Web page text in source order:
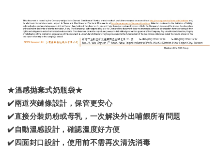
★溫感拋棄式奶瓶袋★
✔️兩道夾鏈條設計，保管更安心
✔️直接分裝奶粉或母乳，一次解決外出哺餵所有問題
✔️自動溫感設計，確認溫度好方便
✔️四面封口設計，使用前不需再次清洗消毒